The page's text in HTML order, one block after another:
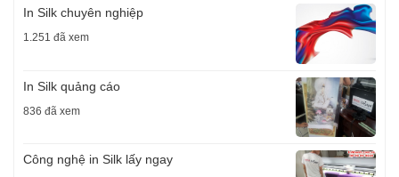
In Silk chuyên nghiệp
1.251 đã xem
In Silk quảng cáo
836 đã xem
Công nghệ in Silk lấy ngay